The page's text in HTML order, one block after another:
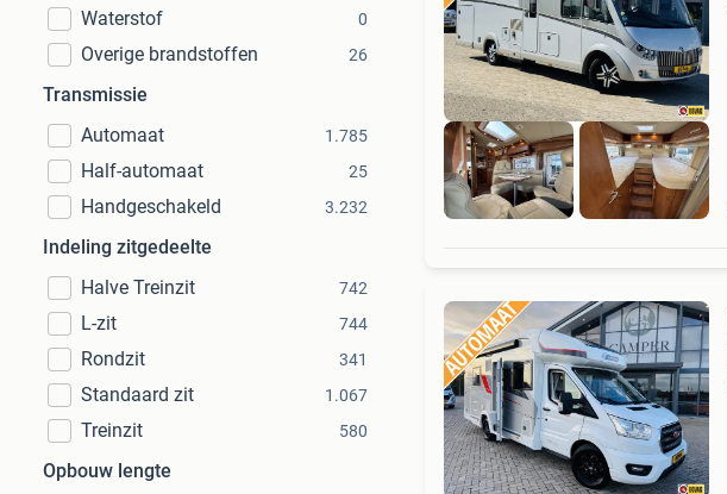
Waterstof 0
Overige brandstoffen 26
Transmissie
Automaat
1.785
Half-automaat 25
Handgeschakeld 3.232
Indeling zitgedeelte
Halve Treinzit
742
L-zit 744
Rondzit 341
Standaard zit 1.067
Treinzit 580
Opbouw lengte